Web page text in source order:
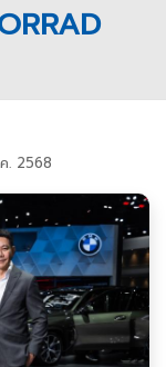
. 2568